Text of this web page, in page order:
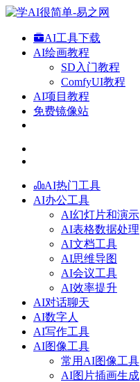
AI工具下载
AI绘画教程
SD入门教程
ComfyUI教程
AI项目教程
免费镜像站
AI热门工具
AI办公工具
AI幻灯片和演示
AI表格数据处理
AI文档工具
AI思维导图
AI会议工具
AI效率提升
AI对话聊天
AI数字人
AI写作工具
AI图像工具
常用AI图像工具
AI图片插画生成